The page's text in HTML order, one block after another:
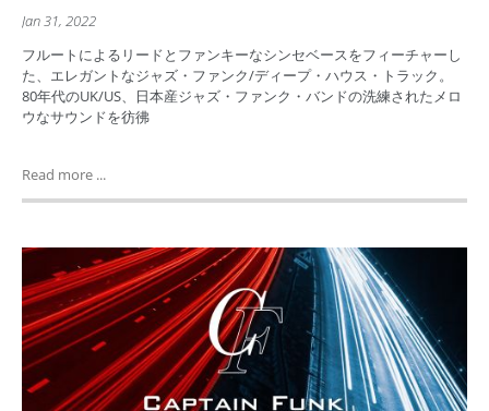
Jan 31, 2022
フルートによるリードとファンキーなシンセベースをフィーチャーし
た、エレガントなジャズ・ファンク/ディープ・ハウス・トラック。
80年代のUK/US、日本産ジャズ・ファンク・バンドの洗練されたメロ
ウなサウンドを彷彿
Read more ...